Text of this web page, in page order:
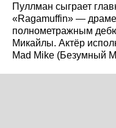
Пуллман сыграет
«Ragamuffin» — драме
полнометражным
Микайлы. Актёр
Mad Mike (Безумный